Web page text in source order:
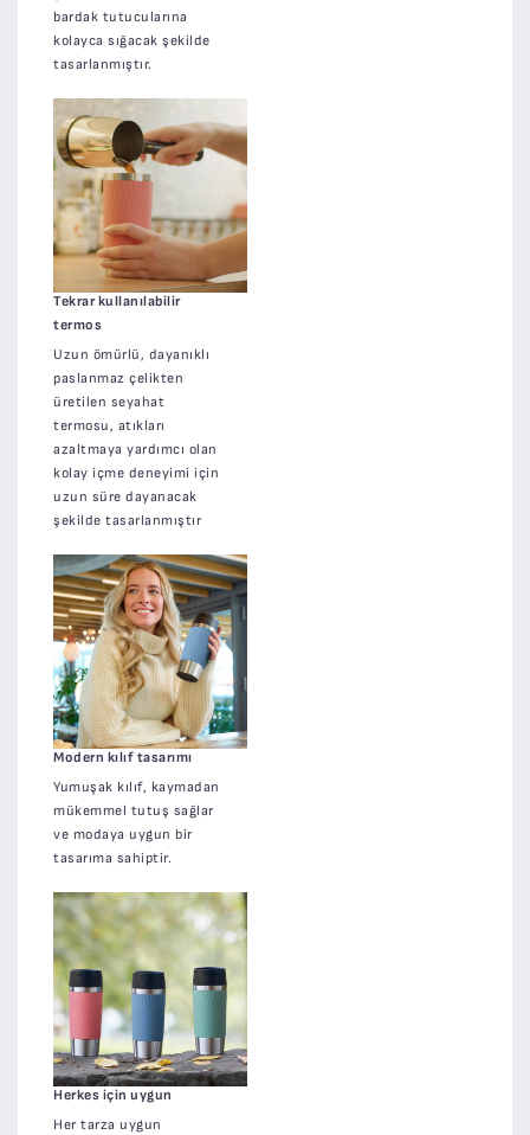
bardak tutucularına
kolayca sığacak şekilde
tasarlanmıştır.
Tekrar kullanılabilir
termos
Uzun ömürlü, dayanıklı
paslanmaz çelikten
üretilen seyahat
termosu, atıkları
azaltmaya yardımcı olan
kolay içme deneyimi için
uzun süre dayanacak
şekilde tasarlanmıştır
Modern kılıf tasarımı
Yumuşak kılıf, kaymadan
mükemmel tutuş sağlar
ve modaya uygun bir
tasarıma sahiptir.
Herkes için uygun
Her tarza uygun